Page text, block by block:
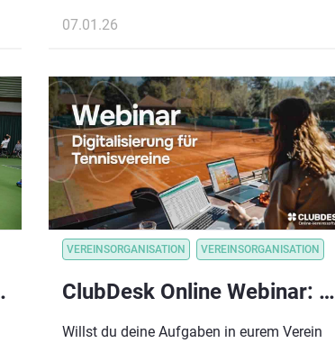
entlasten, das Ehrenamt zu stärken und
07.01.26
Workshop
VEREINSORGANISATION VEREINSORGANISATION
ClubDesk Online Webinar: Deinen Verein in einem Tag digitalisieren
Willst du deine Aufgaben in eurem Verein